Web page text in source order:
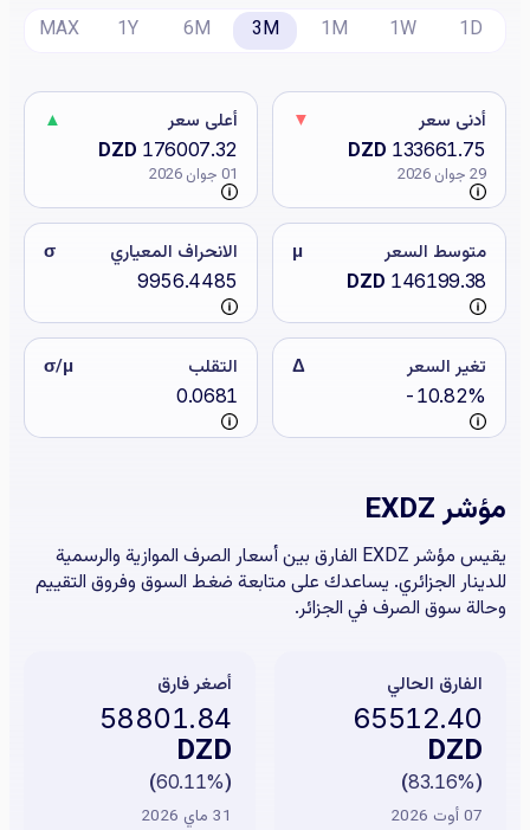
1D
1W
1M
3M
6M
1Y
MAX
أدنى سعر ▼
133661.75
29 جوان 2026
أعلى سعر ▲
176007.32
01 جوان 2026
متوسط السعر μ
146199.38
الانحراف المعياري σ
9956.4485
تغير السعر Δ
-10.82%
التقلب σ/μ
0.0681
مؤشر EXDZ
يقيس مؤشر EXDZ الفارق بين أسعار الصرف الموازية والرسمية
للدينار الجزائري. يساعدك على متابعة ضغط السوق وفروق التقييم
وحالة سوق الصرف في الجزائر.
الفارق الحالي
65512.40
DZD
(
83.16%
)
07 أوت 2026
أصغر فارق
58801.84
DZD
(
60.11%
)
31 ماي 2026